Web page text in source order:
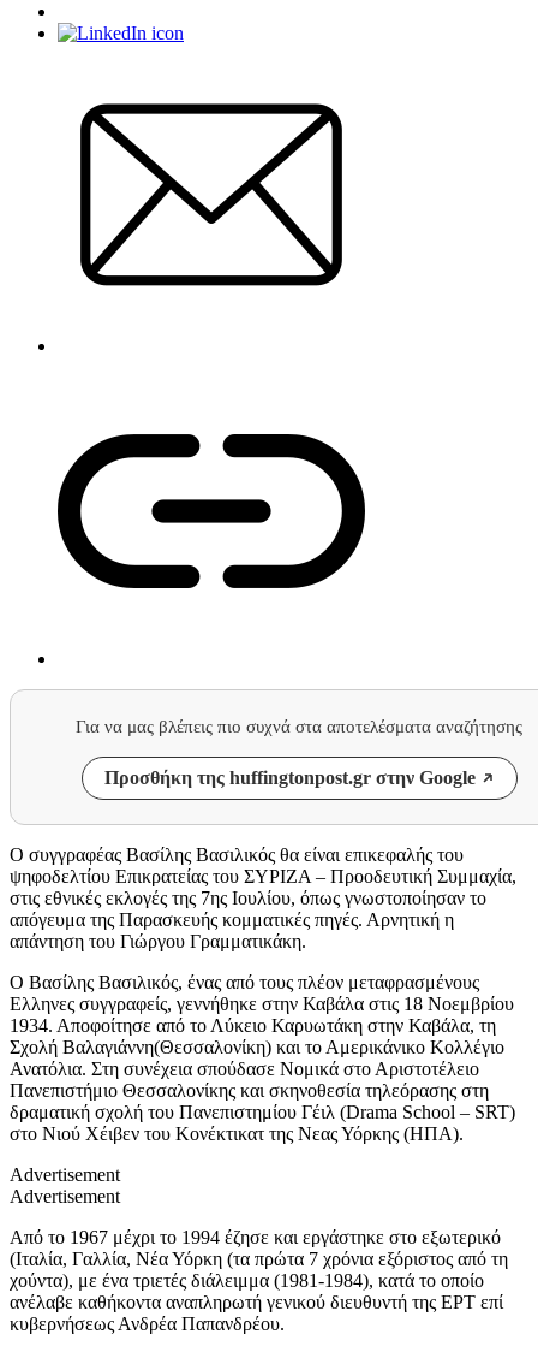
Για να μας βλέπεις πιο συχνά στα αποτελέσματα αναζήτησης
Προσθήκη της huffingtonpost.gr στην Google
Ο συγγραφέας Βασίλης Βασιλικός θα είναι επικεφαλής του
ψηφοδελτίου Επικρατείας του ΣΥΡΙΖΑ – Προοδευτική Συμμαχία,
στις εθνικές εκλογές της 7ης Ιουλίου, όπως γνωστοποίησαν το
απόγευμα της Παρασκευής κομματικές πηγές. Αρνητική η
απάντηση του Γιώργου Γραμματικάκη.
Ο Βασίλης Βασιλικός, ένας από τους πλέον μεταφρασμένους
Ελληνες συγγραφείς, γεννήθηκε στην Καβάλα στις 18 Νοεμβρίου
1934. Αποφοίτησε από το Λύκειο Καρυωτάκη στην Καβάλα, τη
Σχολή Βαλαγιάννη(Θεσσαλονίκη) και το Αμερικάνικο Κολλέγιο
Ανατόλια. Στη συνέχεια σπούδασε Νομικά στο Αριστοτέλειο
Πανεπιστήμιο Θεσσαλονίκης και σκηνοθεσία τηλεόρασης στη
δραματική σχολή του Πανεπιστημίου Γέιλ (Drama School – SRT)
στο Νιού Χέιβεν του Κονέκτικατ της Νεας Υόρκης (ΗΠΑ).
Advertisement
Advertisement
Από το 1967 μέχρι το 1994 έζησε και εργάστηκε στο εξωτερικό
(Ιταλία, Γαλλία, Νέα Υόρκη (τα πρώτα 7 χρόνια εξόριστος από τη
χούντα), με ένα τριετές διάλειμμα (1981-1984), κατά το οποίο
ανέλαβε καθήκοντα αναπληρωτή γενικού διευθυντή της ΕΡΤ επί
κυβερνήσεως Ανδρέα Παπανδρέου.